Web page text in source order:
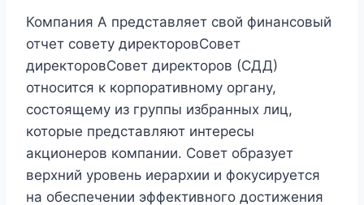
Компания А представляет свой финансовый
отчет совету директоровСовет
директоровСовет директоров (СДД)
относится к корпоративному органу,
состоящему из группы избранных лиц,
которые представляют интересы
акционеров компании. Совет образует
верхний уровень иерархии и фокусируется
на обеспечении эффективного достижения